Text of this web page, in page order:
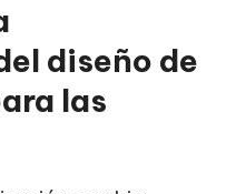
diseño de
las